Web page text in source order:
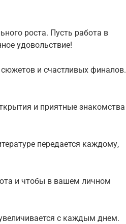
роста. Пусть работа в
удовольствие!
и счастливых финалов.
и приятные знакомства
передается каждому,
и чтобы в вашем личном
с каждым днем.